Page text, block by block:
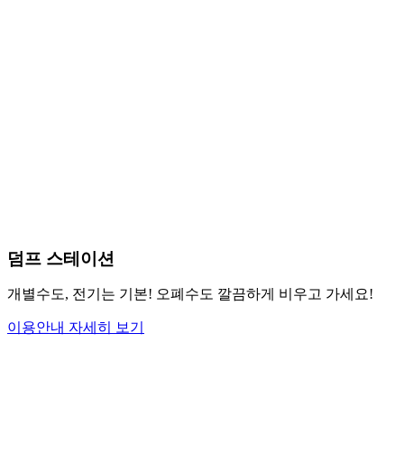
덤프 스테이션
개별수도, 전기는 기본! 오폐수도 깔끔하게 비우고 가세요!
이용안내 자세히 보기